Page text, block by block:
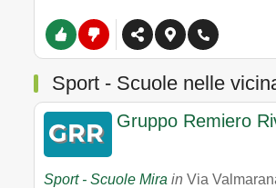
Sport - Scuole nelle
Gruppo Remiero
Sport - Scuole Mira in Via